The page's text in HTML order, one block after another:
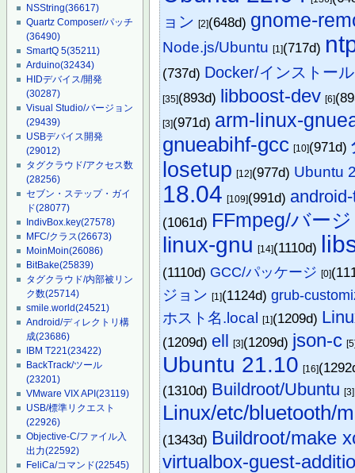
NSString(36617)
Quartz Composer/パッチ
(36490)
SmartQ 5(35211)
Arduino(32434)
HIDデバイス/開発
(30287)
Visual Studio/バージョン
(29439)
USBデバイス開発
(29012)
タグクラウド/アクセス数
(28256)
セブン・ステップ・ガイ
ド(28077)
IndivBox.key(27578)
MFC/クラス(26673)
MoinMoin(26086)
BitBake(25839)
タグクラウド/内部被リン
ク数(25714)
smile.world(24521)
Android/ディレクトリ構
成(23686)
IBM T221(23422)
BackTrack/ツール
(23201)
VMware VIX API(23119)
USB/標準リクエスト
(22926)
Objective-C/ファイル入
出力(22592)
FeliCa/コマンド(22545)
ョン [2](648d) gnome-
Node.js/Ubuntu [1](717d)
(737d) Docker/インストール
[35](893d) libboost-dev [6]
[3](971d) arm-linux-
gnueabihf-gcc [10](971d)
losetup [12](977d) Ubuntu
18.04 [109](991d)
(1061d) FFmpeg/バー
linux-gnu [14](1110d)
(1110d) GCC/パッケージ [0]
ジョン [1](1124d)grub-
ホスト名.local [1](1209d)
(1209d) ell [3](1209d) json-c
Ubuntu 21.10 [16]
(1310d) Buildroot/Ubuntu [3]
Linux/etc/bluetooth/
(1343d) Buildroot/make
virtualbox-guest-